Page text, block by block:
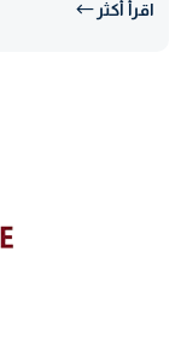
اقرأ أكثر